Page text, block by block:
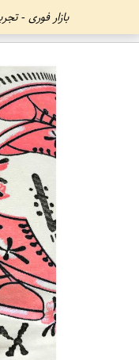
بازار فوری -